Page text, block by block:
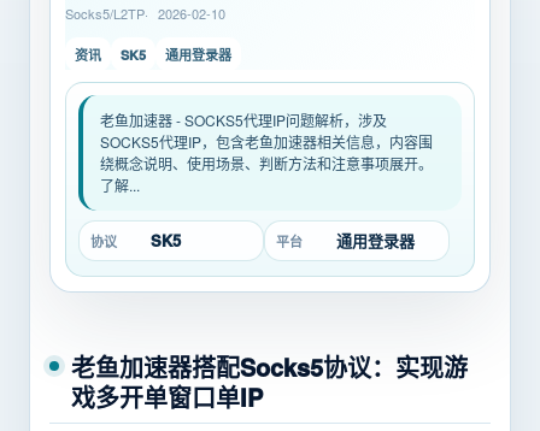
Socks5/L2TP 2026-02-10
资讯 SK5 通用登录器
老鱼加速器 - SOCKS5代理IP问题解析，涉及
SOCKS5代理IP，包含老鱼加速器相关信息，内容围
绕概念说明、使用场景、判断方法和注意事项展开。
了解...
协议 SK5 平台 通用登录器
老鱼加速器搭配Socks5协议：实现游
戏多开单窗口单IP